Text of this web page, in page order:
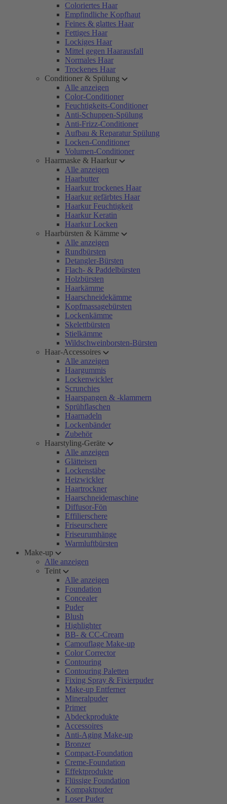
Coloriertes Haar
Empfindliche Kopfhaut
Feines & glattes Haar
Fettiges Haar
Lockiges Haar
Mittel gegen Haarausfall
Normales Haar
Trockenes Haar
Conditioner & Spülung
Alle anzeigen
Color-Conditioner
Feuchtigkeits-Conditioner
Anti-Schuppen-Spülung
Anti-Frizz-Conditioner
Aufbau & Reparatur Spülung
Locken-Conditioner
Volumen-Conditioner
Haarmaske & Haarkur
Alle anzeigen
Haarbutter
Haarkur trockenes Haar
Haarkur gefärbtes Haar
Haarkur Feuchtigkeit
Haarkur Keratin
Haarkur Locken
Haarbürsten & Kämme
Alle anzeigen
Rundbürsten
Detangler-Bürsten
Flach- & Paddelbürsten
Holzbürsten
Haarkämme
Haarschneidekämme
Kopfmassagebürsten
Lockenkämme
Skelettbürsten
Stielkämme
Wildschweinborsten-Bürsten
Haar-Accessoires
Alle anzeigen
Haargummis
Lockenwickler
Scrunchies
Haarspangen & -klammern
Sprühflaschen
Haarnadeln
Lockenbänder
Zubehör
Haarstyling-Geräte
Alle anzeigen
Glätteisen
Lockenstäbe
Heizwickler
Haartrockner
Haarschneidemaschine
Diffusor-Fön
Effilierschere
Friseurschere
Friseurumhänge
Warmluftbürsten
Make-up
Alle anzeigen
Teint
Alle anzeigen
Foundation
Concealer
Puder
Blush
Highlighter
BB- & CC-Cream
Camouflage Make-up
Color Corrector
Contouring
Contouring Paletten
Fixing Spray & Fixierpuder
Make-up Entferner
Mineralpuder
Primer
Abdeckprodukte
Accessoires
Anti-Aging Make-up
Bronzer
Compact-Foundation
Creme-Foundation
Effektprodukte
Flüssige Foundation
Kompaktpuder
Loser Puder